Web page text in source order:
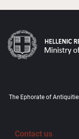
The Ephorate of
Contact us